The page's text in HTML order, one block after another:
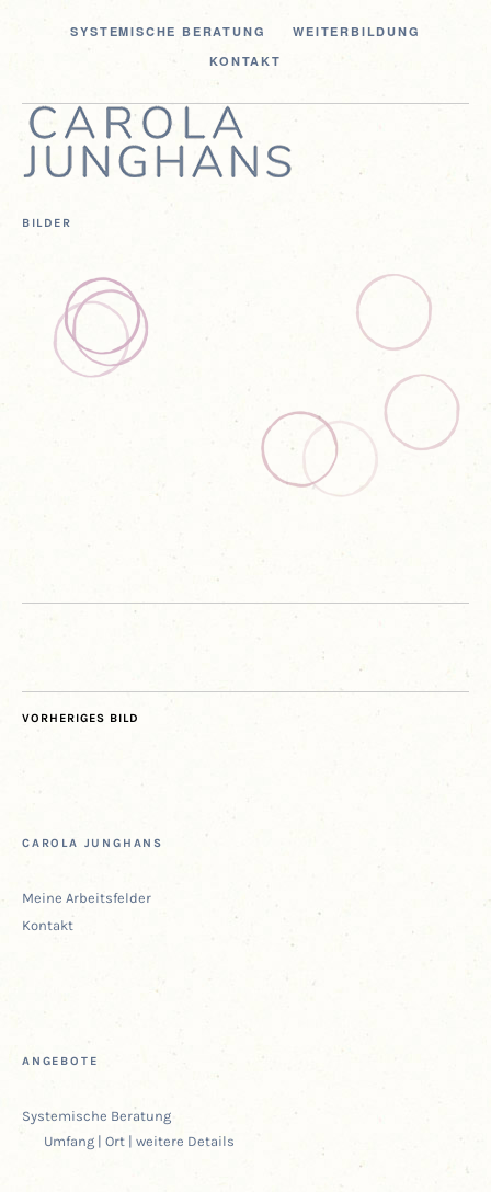
SYS­TE­MI­SCHE BERATUNG
WEI­TER­BIL­DUNG
KON­TAKT
BILDER
VORHERIGES BILD
CARO­LA JUNGHANS
Mei­ne Arbeitsfelder
Kon­takt
ANGE­BO­TE
Sys­te­mi­sche Beratung
Umfang | Ort | wei­te­re Details